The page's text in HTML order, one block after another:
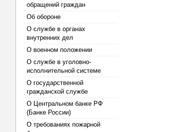
обращений граждан
Об обороне
О службе в органах
внутренних дел
О военном положении
О службе в уголовно-
исполнительной системе
О государственной
гражданской службе
О Центральном банке РФ
(Банке России)
О требованиях пожарной